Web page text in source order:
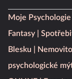
Moje Psychologie
Fantasy
Blesku
psychologické